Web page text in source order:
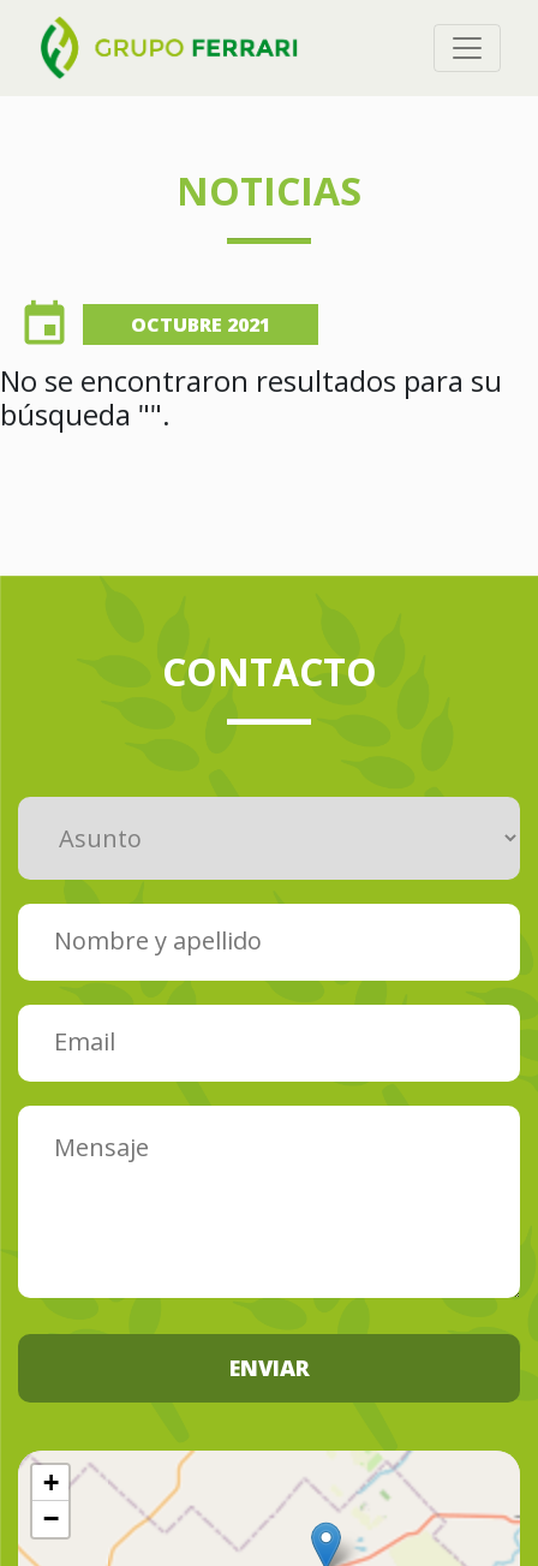
NOTICIAS
event OCTUBRE 2021
No se encontraron resultados para su
búsqueda "".
CONTACTO
ENVIAR
+
−